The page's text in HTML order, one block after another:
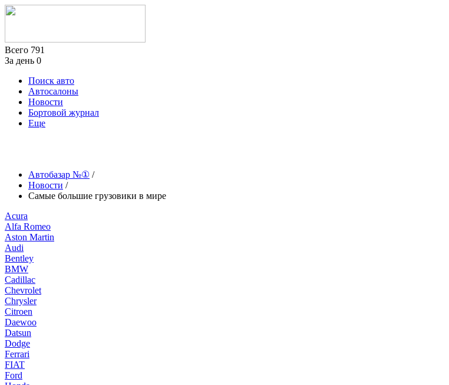
Всего 791
За день 0
Поиск авто
Автосалоны
Новости
Бортовой журнал
Еще
Автобазар №① /
Новости /
Самые большие грузовики в мире
Acura
Alfa Romeo
Aston Martin
Audi
Bentley
BMW
Cadillac
Chevrolet
Chrysler
Citroen
Daewoo
Datsun
Dodge
Ferrari
FIAT
Ford